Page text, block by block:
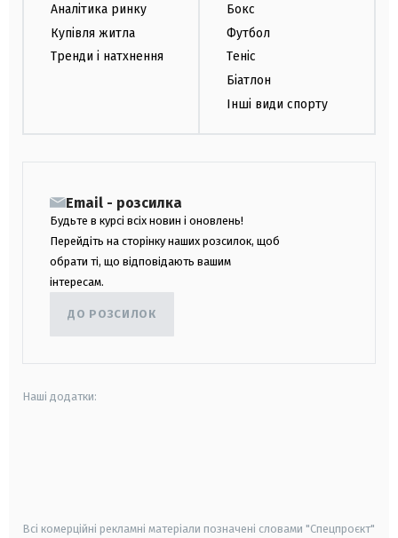
Аналітика ринку
Купівля житла
Тренди і натхнення
Бокс
Футбол
Теніс
Біатлон
Інші види спорту
Email - розсилка
Будьте в курсі всіх новин і оновлень!
Перейдіть на сторінку наших розсилок, щоб
обрати ті, що відповідають вашим
інтересам.
ДО РОЗСИЛОК
Наші додатки:
Всі комерційні рекламні матеріали позначені словами "Спецпроєкт"